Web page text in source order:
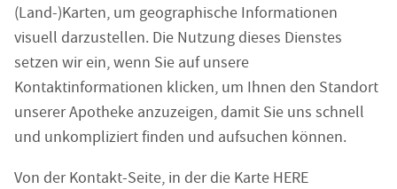
(Land-)Karten, um geographische Informationen
visuell darzustellen. Die Nutzung dieses Dienstes
setzen wir ein, wenn Sie auf unsere
Kontaktinformationen klicken, um Ihnen den Standort
unserer Apotheke anzuzeigen, damit Sie uns schnell
und unkompliziert finden und aufsuchen können.
Von der Kontakt-Seite, in der die Karte HERE